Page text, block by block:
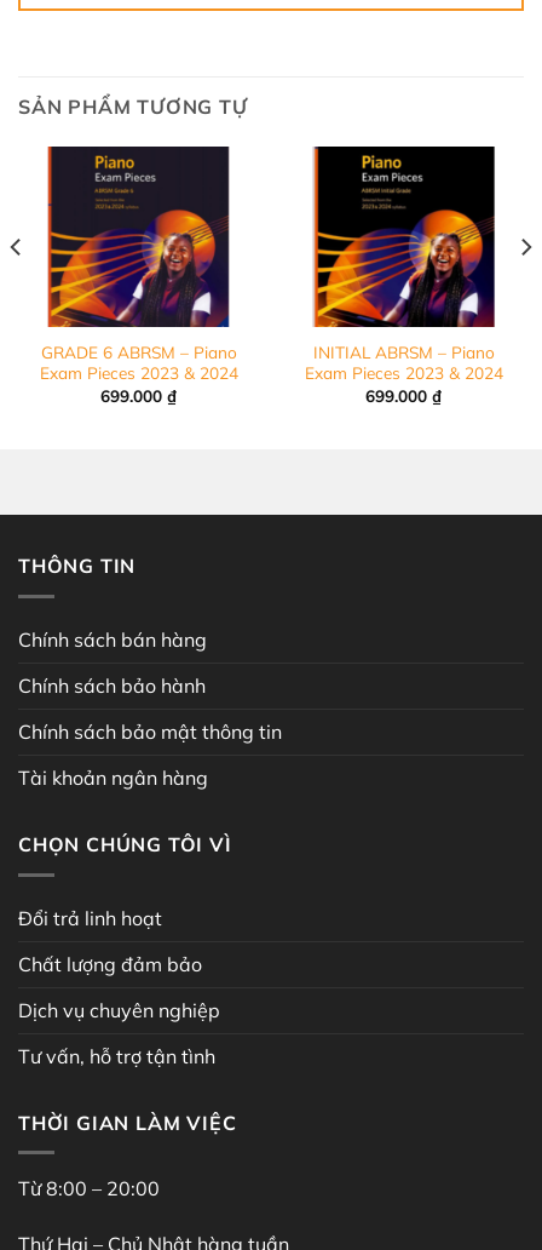
SẢN PHẨM TƯƠNG TỰ
GRADE 6 ABRSM – Piano
Exam Pieces 2023 & 2024
699.000 ₫
INITIAL ABRSM – Piano
Exam Pieces 2023 & 2024
699.000 ₫
THÔNG TIN
Chính sách bán hàng
Chính sách bảo hành
Chính sách bảo mật thông tin
Tài khoản ngân hàng
CHỌN CHÚNG TÔI VÌ
Đổi trả linh hoạt
Chất lượng đảm bảo
Dịch vụ chuyên nghiệp
Tư vấn, hỗ trợ tận tình
THỜI GIAN LÀM VIỆC
Từ 8:00 – 20:00
Thứ Hai – Chủ Nhật hàng tuần